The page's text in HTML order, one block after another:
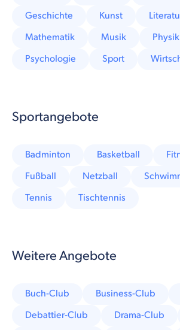
Geschichte
Kunst
Mathematik
Musik Physik
Psychologie
Sport
Sportangebote
Badminton Basketball
Fußball
Netzball
Tennis
Tischtennis
Weitere Angebote
Buch-Club Business-Club
Debattier-Club
Drama-Club